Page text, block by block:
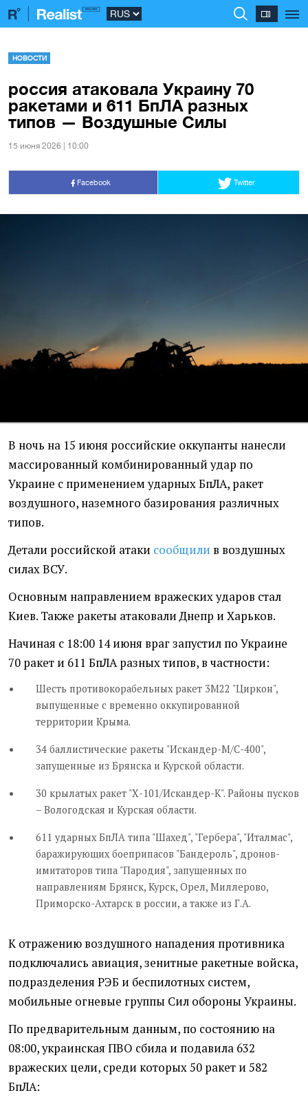
НОВОСТИ
россия атаковала Украину 70
ракетами и 611 БпЛА разных
типов — Воздушные Силы
15 июня 2026 | 10:00
Facebook Twitter
В ночь на 15 июня российские оккупанты нанесли
массированный комбинированный удар по
Украине с применением ударных БпЛА, ракет
воздушного, наземного базирования различных
типов.
Детали российской атаки сообщили в воздушных
силах ВСУ.
Основным направлением вражеских ударов стал
Киев. Также ракеты атаковали Днепр и Харьков.
Начиная с 18:00 14 июня враг запустил по Украине
70 ракет и 611 БпЛА разных типов, в частности:
Шесть противокорабельных ракет 3М22 "Циркон",
выпущенные с временно оккупированной
территории Крыма.
34 баллистические ракеты "Искандер-М/С-400",
запущенные из Брянска и Курской области.
30 крылатых ракет "Х-101/Искандер-К". Районы пусков
– Вологодская и Курская области.
611 ударных БпЛА типа "Шахед", "Гербера", "Италмас",
баражирующих боеприпасов "Бандероль", дронов-
имитаторов типа "Пародия", запущенных по
направлениям Брянск, Курск, Орел, Миллерово,
Приморско-Ахтарск в россии, а также из Г.А.
К отражению воздушного нападения противника
подключались авиация, зенитные ракетные войска,
подразделения РЭБ и беспилотных систем,
мобильные огневые группы Сил обороны Украины.
По предварительным данным, по состоянию на
08:00, украинская ПВО сбила и подавила 632
вражеских цели, среди которых 50 ракет и 582
БпЛА: